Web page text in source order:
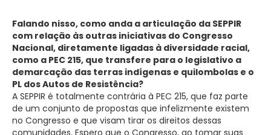
Falando nisso, como anda a articulação da SEPPIR
com relação às outras iniciativas do Congresso
Nacional, diretamente ligadas à diversidade racial,
como a PEC 215, que transfere para o legislativo a
demarcação das terras indígenas e quilombolas e o
PL dos Autos de Resistência?
A SEPPIR é totalmente contrária à PEC 215, que faz parte
de um conjunto de propostas que infelizmente existem
no Congresso e que visam tirar os direitos dessas
comunidades. Espero que o Congresso, ao tomar suas